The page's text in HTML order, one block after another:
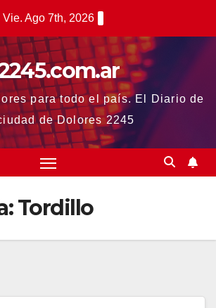
Vie. Ago 7th, 2026
para todo el país. El Diario de
de Dolores 2245
Tordillo